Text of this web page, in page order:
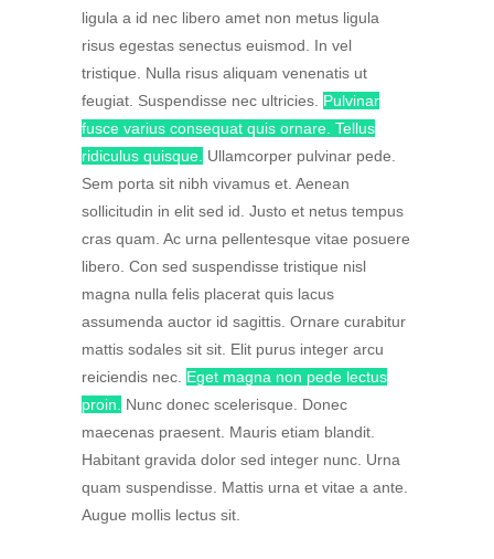
ligula a id nec libero amet non metus ligula
risus egestas senectus euismod. In vel
tristique. Nulla risus aliquam venenatis ut
feugiat. Suspendisse nec ultricies. Pulvinar
fusce varius consequat quis ornare. Tellus
ridiculus quisque. Ullamcorper pulvinar pede.
Sem porta sit nibh vivamus et. Aenean
sollicitudin in elit sed id. Justo et netus tempus
cras quam. Ac urna pellentesque vitae posuere
libero. Con sed suspendisse tristique nisl
magna nulla felis placerat quis lacus
assumenda auctor id sagittis. Ornare curabitur
mattis sodales sit sit. Elit purus integer arcu
reiciendis nec. Eget magna non pede lectus
proin.
Nunc donec scelerisque. Donec
maecenas praesent. Mauris etiam blandit.
Habitant gravida dolor sed integer nunc. Urna
quam suspendisse. Mattis urna et vitae a ante.
Augue mollis lectus sit.